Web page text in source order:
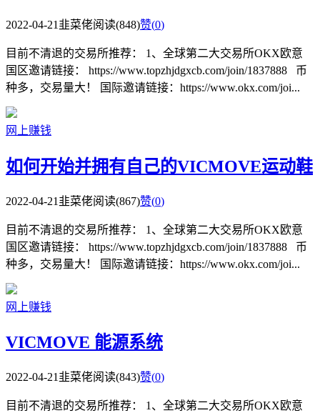
2022-04-21 韭菜佬阅读(848)赞(0)
目前不清退的交易所推荐： 1、全球第二大交易所OKX欧意
国区邀请链接： https://www.topzhjdgxcb.com/join/1837888 币
种多，交易量大！ 国际邀请链接：https://www.okx.com/joi...
网上赚钱
如何开始并拥有自己的VICMOVE运动鞋
2022-04-21 韭菜佬阅读(867)赞(0)
目前不清退的交易所推荐： 1、全球第二大交易所OKX欧意
国区邀请链接： https://www.topzhjdgxcb.com/join/1837888 币
种多，交易量大！ 国际邀请链接：https://www.okx.com/joi...
网上赚钱
VICMOVE 能源系统
2022-04-21 韭菜佬阅读(843)赞(0)
目前不清退的交易所推荐： 1、全球第二大交易所OKX欧意